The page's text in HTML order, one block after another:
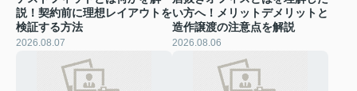
説！契約前に理想レイアウトを
検証する方法
2026.08.07
い方へ！メリットデメリットと
造作譲渡の注意点を解説
2026.08.06